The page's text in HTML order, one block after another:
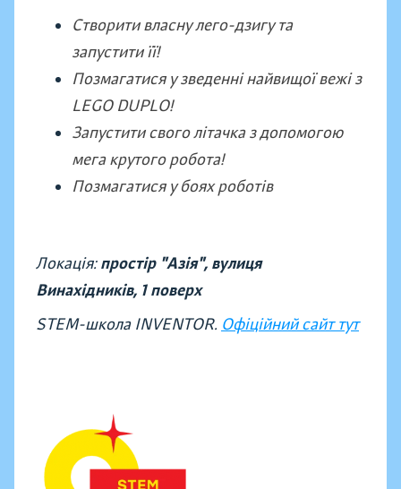
Створити власну лего-дзигу та
запустити її!
Позмагатися у зведенні найвищої вежі з
LEGO DUPLO!
Запустити свого літачка з допомогою
мега крутого робота!
Позмагатися у боях роботів
Локація:простір "Азія", вулиця
Винахідників, 1 поверх
STEM-школа INVENTOR. Офіційний сайт тут